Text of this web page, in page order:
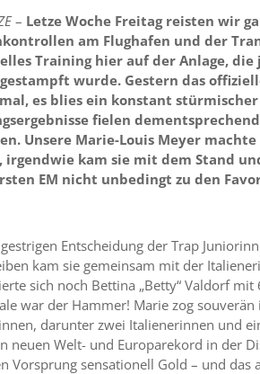
– Letze Woche Freitag reisten wir
am Flughafen und der
Training hier auf der Anlage, die
wurde. Gestern das
es blies ein konstant
fielen
Unsere Marie-Louis Meyer
irgendwie kam sie mit dem Stand
EM nicht unbedingt zu den
Entscheidung der Trap
kam sie gemeinsam mit der
sich noch Bettina „Betty“ Valdorf
war der Hammer! Marie zog
darunter zwei Italienerinnen und
neuen Welt- und Europarekord in der
Vorsprung sensationell Gold – und das